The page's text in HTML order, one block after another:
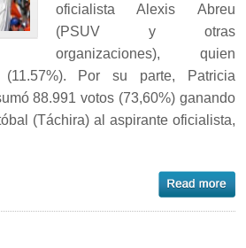
oficialista Alexis Abreu
(PSUV y otras
organizaciones), quien
Por su parte, Patricia
88.991 votos (73,60%) ganando
(Táchira) al aspirante oficialista,